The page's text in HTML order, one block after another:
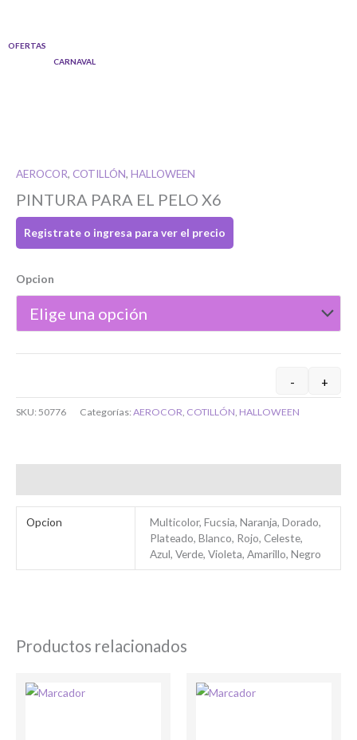
contenido
OFERTAS
CARNAVAL
AEROCOR, COTILLÓN, HALLOWEEN
PINTURA PARA EL PELO X6
Registrate o ingresa para ver el precio
Opcion
- +
SKU: 50776 Categorías:AEROCOR COTILLÓN HALLOWEEN
Opcion
Multicolor, Fucsia, Naranja, Dorado,
Plateado, Blanco, Rojo, Celeste,
Azul, Verde, Violeta, Amarillo, Negro
Productos relacionados
Si tenés cuenta...
Bienvenido/a